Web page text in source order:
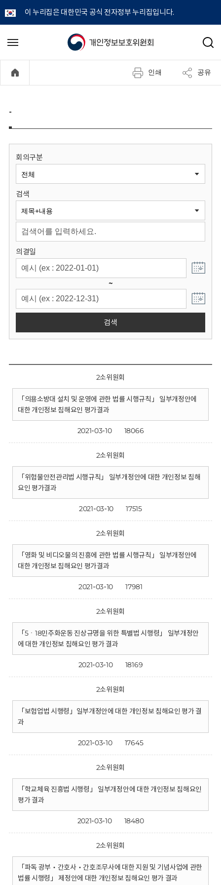
이 누리집은 대한민국 공식 전자정부 누리집입니다.
개
정
보
원
회
메
기
검
인쇄 공유
-
회의구분
검색
의결일
~
검색
2소위원회
「의용소방대 설치 및 운영에 관한 법률 시행규칙」 일부개정안에
대한 개인정보 침해요인 평가결과
2021-03-10 18066
2소위원회
「위험물안전관리법 시행규칙」 일부개정안에 대한 개인정보 침해
요인 평가결과
2021-03-10 17515
2소위원회
「영화 및 비디오물의 진흥에 관한 법률 시행규칙」 일부개정안에
대한 개인정보 침해요인 평가결과
2021-03-10 17981
2소위원회
「5ㆍ18민주화운동 진상규명을 위한 특별법 시행령」 일부개정안
에 대한 개인정보 침해요인 평가 결과
2021-03-10 18169
2소위원회
「보험업법 시행령」일부개정안에 대한 개인정보 침해요인 평가 결
과
2021-03-10 17645
2소위원회
「학교체육 진흥법 시행령」 일부개정안에 대한 개인정보 침해요인
평가 결과
2021-03-10 18480
2소위원회
「파독 광부‧간호사‧간호조무사에 대한 지원 및 기념사업에 관한
법률 시행령」 제정안에 대한 개인정보 침해요인 평가 결과